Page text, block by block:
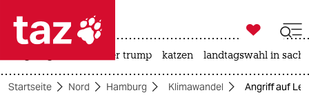
 taz zahl ich
taz zahl ich

taz zahl ich
usa unter trump katzen landtagswahl in
Startseite Nord Hamburg Klimawandel Angriff auf